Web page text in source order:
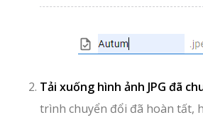
Tải xuống hình ảnh JPG đã
trình chuyển đổi đã hoàn tất,